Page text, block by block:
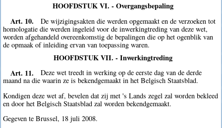
HOOFDSTUK VI. - Overgangsbepaling
Art. 10.
De wijzigingsakten die werden opgemaakt en de verzoeken tot
homologatie die werden ingeleid voor de inwerkingtreding van deze wet,
worden afgehandeld overeenkomstig de bepalingen die op het ogenblik van
de opmaak of inleiding ervan van toepassing waren.
HOOFDSTUK VII. - Inwerkingtreding
Art. 11.
Deze wet treedt in werking op de eerste dag van de derde
maand na die waarin ze is bekendgemaakt in het Belgisch Staatsblad.
Kondigen deze wet af, bevelen dat zij met 's Lands zegel zal worden bekleed
en door het Belgisch Staatsblad zal worden bekendgemaakt.
Gegeven te Brussel, 18 juli 2008.